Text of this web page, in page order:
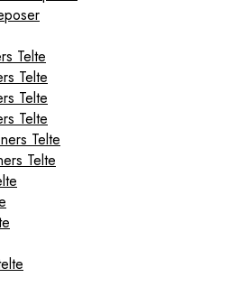
Telte
Telte
Telte
Telte
Telte
Telte